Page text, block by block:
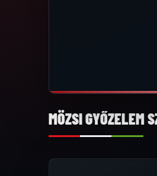
MÖZSI GYŐZELEM